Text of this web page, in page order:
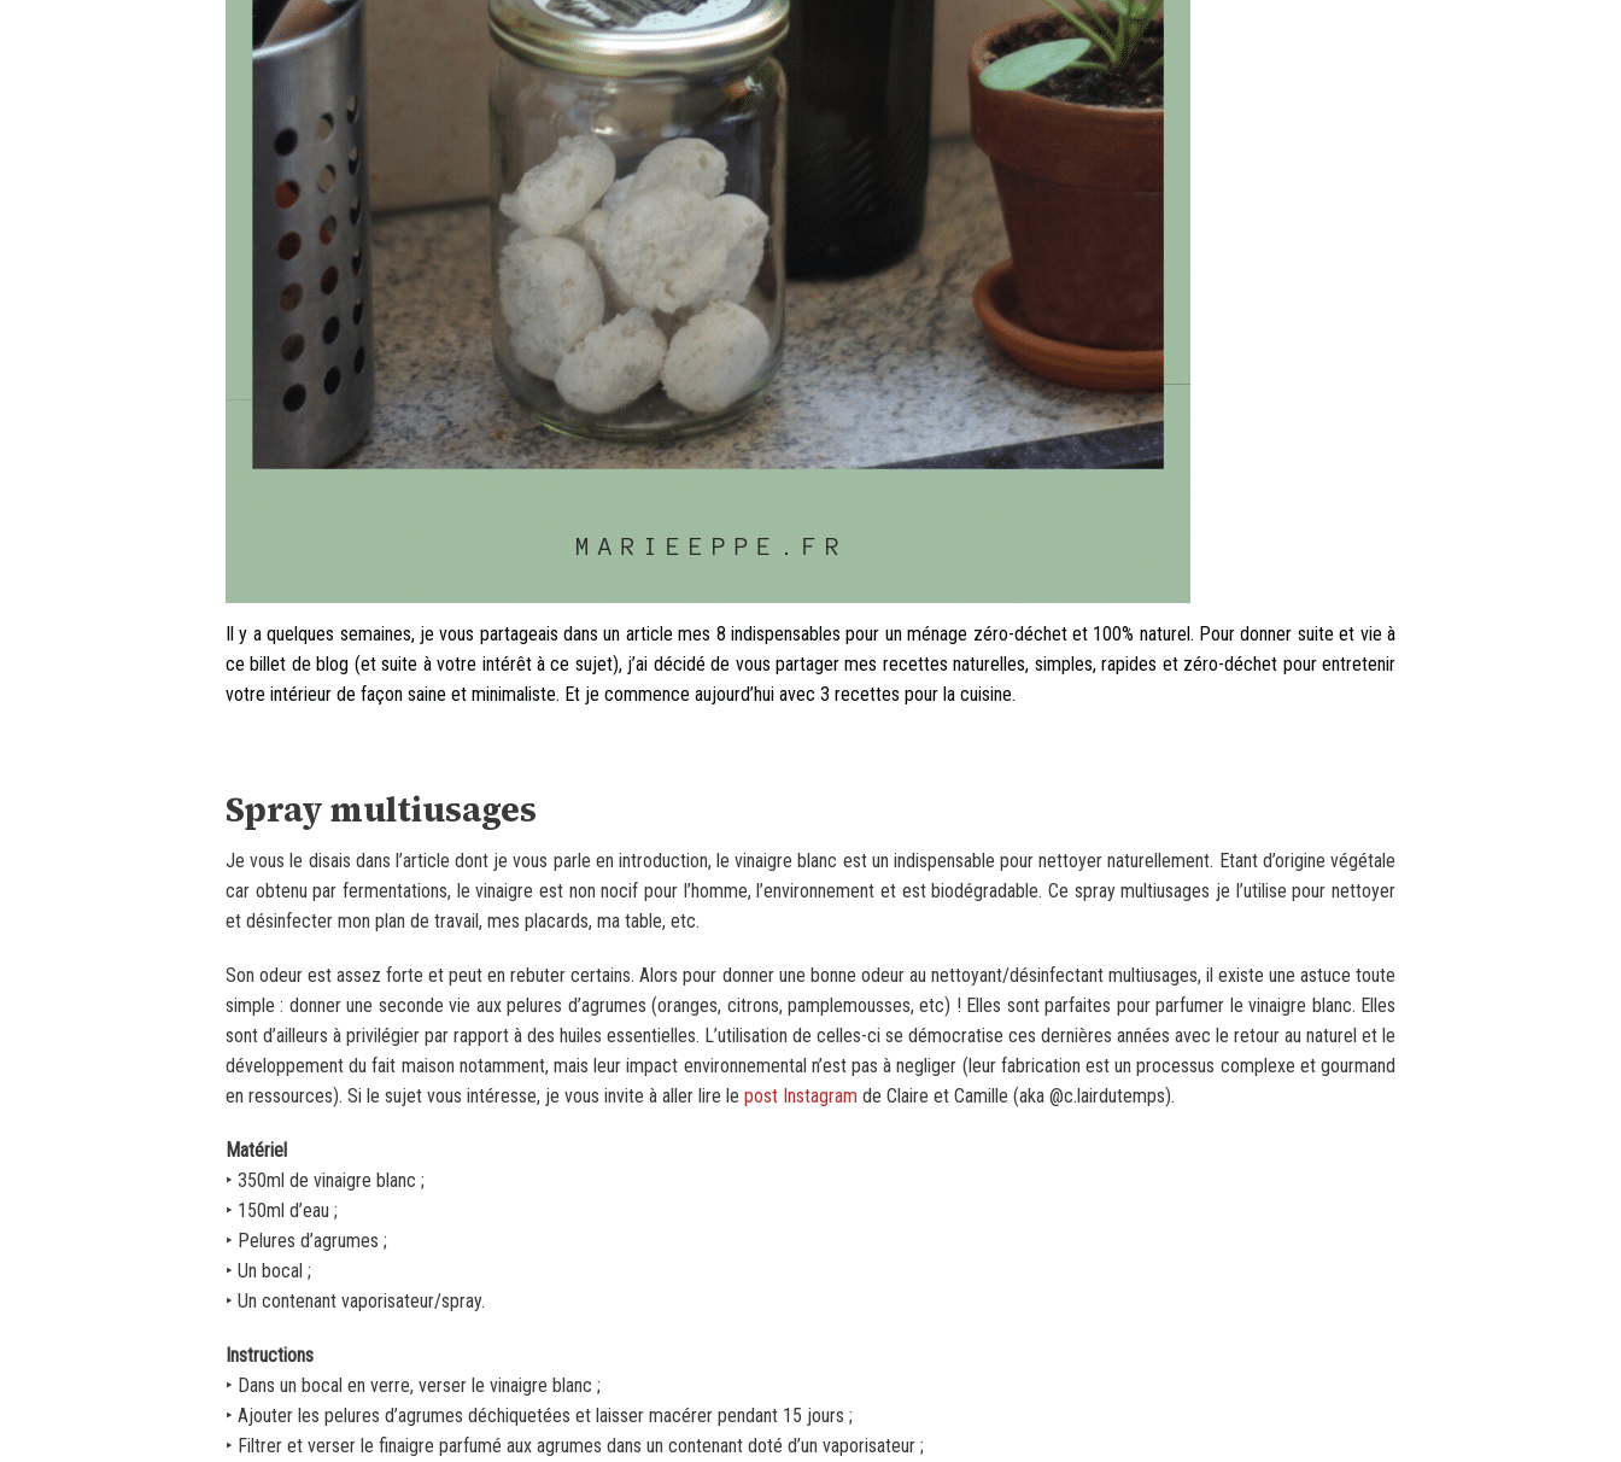
Il y a quelques semaines, je vous partageais dans un articlemes 8 indispensables pour un ménage zéro-déchet et 100% naturel. Pour donner suite et vie à
ce billet de blog (et suite à votre intérêt à ce sujet), j’ai décidé de vous partager mes recettes naturelles, simples, rapides et zéro-déchet pour entretenir
votre intérieur de façon saine et minimaliste. Et je commence aujourd’hui avec 3 recettes pour la cuisine.
Spray multiusages
Je vous le disais dans l’article dont je vous parle en introduction, le vinaigre blanc est un indispensable pour nettoyer naturellement. Etant d’origine végétale
car obtenu par fermentations, le vinaigre est non nocif pour l’homme, l’environnement et est biodégradable. Ce spray multiusages je l’utilise pour nettoyer
et désinfecter mon plan de travail, mes placards, ma table, etc.
Son odeur est assez forte et peut en rebuter certains. Alors pour donner une bonne odeur au nettoyant/désinfectant multiusages, il existe une astuce toute
simple : donner une seconde vie aux pelures d’agrumes (oranges, citrons, pamplemousses, etc) ! Elles sont parfaites pour parfumer le vinaigre blanc. Elles
sont d’ailleurs à privilégier par rapport à des huiles essentielles. L’utilisation de celles-ci se démocratise ces dernières années avec le retour au naturel et le
développement du fait maison notamment, mais leur impact environnemental n’est pas à negliger (leur fabrication est un processus complexe et gourmand
en ressources). Si le sujet vous intéresse, je vous invite à aller lire le post Instagram de Claire et Camille (aka @c.lairdutemps).
Matériel
‣ 350ml de vinaigre blanc ;
‣ 150ml d’eau ;
‣ Pelures d’agrumes ;
‣ Un bocal ;
‣ Un contenant vaporisateur/spray.
Instructions
‣ Dans un bocal en verre, verser le vinaigre blanc ;
‣ Ajouter les pelures d’agrumes déchiquetées et laisser macérer pendant 15 jours ;
‣ Filtrer et verser le finaigre parfumé aux agrumes dans un contenant doté d’un vaporisateur ;